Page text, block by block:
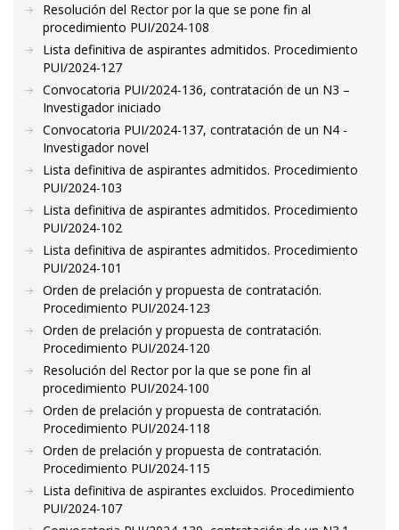
Resolución del Rector por la que se pone fin al
procedimiento PUI/2024-108
Lista definitiva de aspirantes admitidos. Procedimiento
PUI/2024-127
Convocatoria PUI/2024-136, contratación de un N3 –
Investigador iniciado
Convocatoria PUI/2024-137, contratación de un N4 -
Investigador novel
Lista definitiva de aspirantes admitidos. Procedimiento
PUI/2024-103
Lista definitiva de aspirantes admitidos. Procedimiento
PUI/2024-102
Lista definitiva de aspirantes admitidos. Procedimiento
PUI/2024-101
Orden de prelación y propuesta de contratación.
Procedimiento PUI/2024-123
Orden de prelación y propuesta de contratación.
Procedimiento PUI/2024-120
Resolución del Rector por la que se pone fin al
procedimiento PUI/2024-100
Orden de prelación y propuesta de contratación.
Procedimiento PUI/2024-118
Orden de prelación y propuesta de contratación.
Procedimiento PUI/2024-115
Lista definitiva de aspirantes excluidos. Procedimiento
PUI/2024-107